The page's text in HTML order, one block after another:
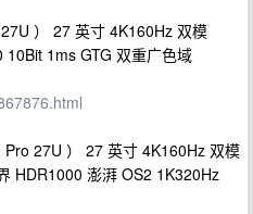
） 27 英寸 4K160Hz 双模
1ms GTG 双重广色域
27U ） 27 英寸 4K160Hz 双模
HDR1000 澎湃 OS2 1K320Hz